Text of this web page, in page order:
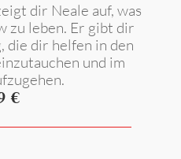
dir Neale auf, was
zu leben. Er gibt dir
die dir helfen in den
und im
€